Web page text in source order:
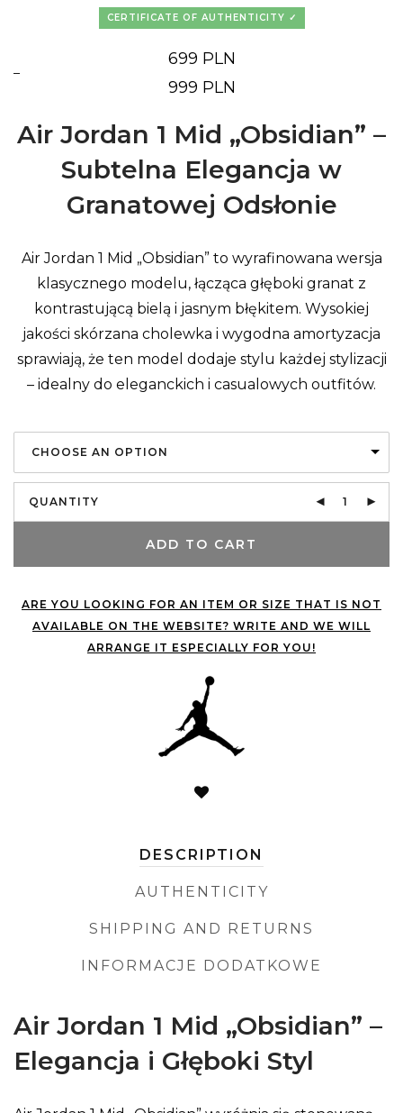
CERTIFICATE OF AUTHENTICITY
699 PLN
–
999 PLN
Price
999 PLN
Air Jordan 1 Mid „Obsidian” –
Subtelna Elegancja w
Granatowej Odsłonie
Air Jordan 1 Mid „Obsidian” to wyrafinowana wersja
klasycznego modelu, łącząca głęboki granat z
kontrastującą bielą i jasnym błękitem. Wysokiej
jakości skórzana cholewka i wygodna amortyzacja
sprawiają, że ten model dodaje stylu każdej stylizacji
– idealny do eleganckich i casualowych outfitów.
CHOOSE AN OPTION
QUANTITY
ADD TO CART
ARE YOU LOOKING FOR AN ITEM OR SIZE THAT IS NOT
AVAILABLE ON THE WEBSITE? WRITE AND WE WILL
ARRANGE IT ESPECIALLY FOR YOU!
DESCRIPTION
AUTHENTICITY
SHIPPING AND RETURNS
INFORMACJE DODATKOWE
Air Jordan 1 Mid „Obsidian” –
Elegancja i Głęboki Styl